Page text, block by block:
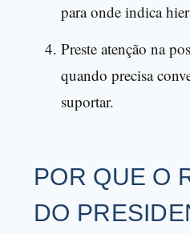
para onde indica
Preste atenção na
quando precisa
suportar.
POR QUE O
DO